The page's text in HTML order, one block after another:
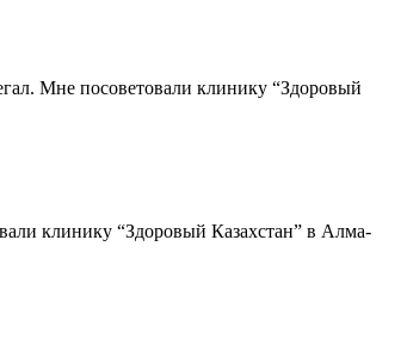
Мне посоветовали клинику “Здоровый
клинику “Здоровый Казахстан” в Алма-